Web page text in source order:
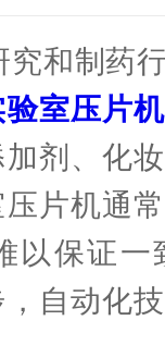
制药行
验室压片机
剂、化
片机通
以保证一
自动化